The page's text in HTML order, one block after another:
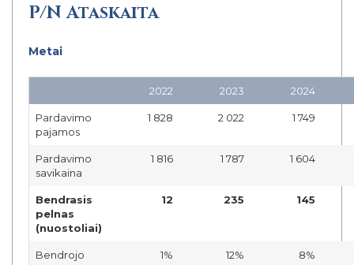
P/N Ataskaita
Metai
2022 2023 2024
Pardavimo
pajamos
1 828 2 022 1 749
Pardavimo
savikaina
1 816 1 787 1 604
Bendrasis
pelnas
(nuostoliai)
12 235 145
Bendrojo
1% 12% 8%